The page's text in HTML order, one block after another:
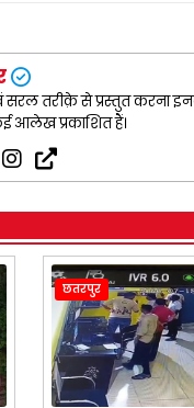
तरीक़े से प्रस्तुत करना
आलेख प्रकाशित हैं।
छतरपुर